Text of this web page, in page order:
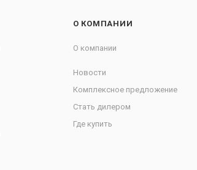
О КОМПАНИИ
О компании
Новости
Комплексное предложение
Стать дилером
Где купить